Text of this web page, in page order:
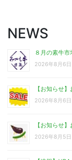
NEWS
８月の素牛
2026年8月6日
【お知らせ
2026年8月6日
【お知らせ
2026年8月5日